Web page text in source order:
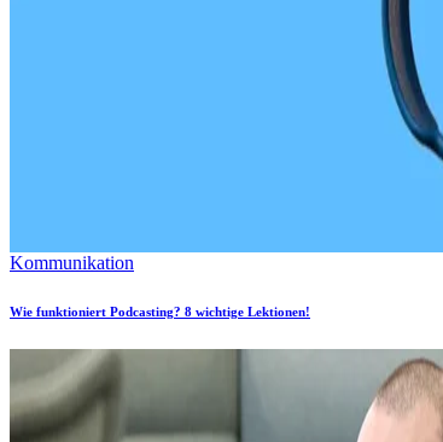
Kommunikation
Wie funktioniert Podcasting? 8 wichtige Lektionen!